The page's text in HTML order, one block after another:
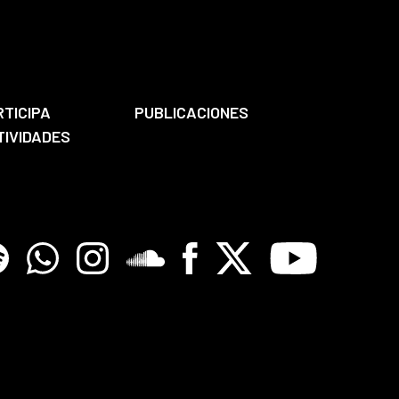
PUBLICACIONES
WhatsappInstagramSoundcloreFacebook
X Youtube